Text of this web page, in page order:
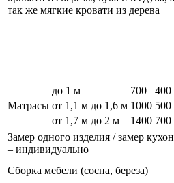
так же мягкие кровати из дерева
Матрасы
до 1 м 700 400
от 1,1 м до 1,6 м 1000 500
от 1,7 м до 2 м
1400 700
Замер одного изделия / замер
– индивидуально
Сборка мебели (сосна, береза)